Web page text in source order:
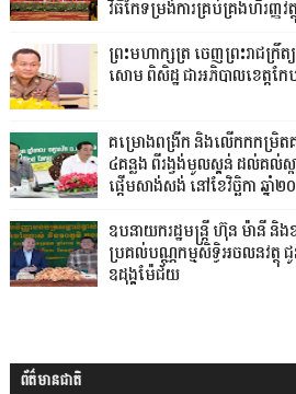
វិធីកែទម្រង់ការគ្រប់គ្រងហិរញ្ញ
ព្រះមហាក្សត្រ ចេញព្រះរាជក្រឹ
សោម ពិសិដ្ឋ ជាអភិបាលខេត្តក
គម្រោងពង្រីក និងលើកកកម្រិត
៤គន្លង ពីរង្វង់មូលស្គន់ ដល់គល់
ផ្តើមសាង់សង់ នៅខែវិច្ឆិកា ឆ្នាំ
ឧបនាយករដ្ឋមន្ដ្រី ហ៊ុន ម៉ានី និ
ប្រគល់បណ្ណកម្មសិទ្ធិអចលនវត្ថុ
ឧដុង្គម៉ែជ័យ
ព័ត៌មានជាតិ